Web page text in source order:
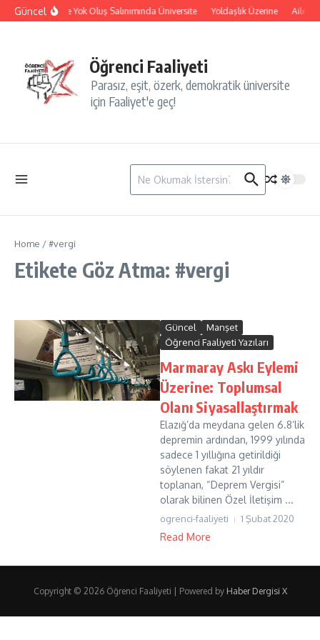
İçeriğe atla
Güncelİsyan ve Yok Oluş Salınımında Üniversite Yoldaşlık Üzerine Aile
Öğrenci Faaliyeti
Parasız, eşit, özerk, demokratik üniversite
için Faaliyet'e geç!
Arama:
Home /#vergi
Etikete Göz Atma: #vergi
Güncel
Manşet
Öğrenci Faaliyeti Yazıları
Marmaray Askı Eylemi
Üzerine: Toplumsal
Olanı Siyasallaştırmak
Elazığ’da meydana gelen 6.8’lik
depremin ardından, 1999 yılında
sadece 1 yıllığına getirildiği
söylenen fakat 21 yıldır
toplanan, “Deprem Vergisi”
olarak bilinen Özel İletişim ...
ogrenci-faaliyeti 1 Şubat 2020
Read More
Copyright © 2026 Öğrenci Faaliyeti | Powered by Haber Dergisi X